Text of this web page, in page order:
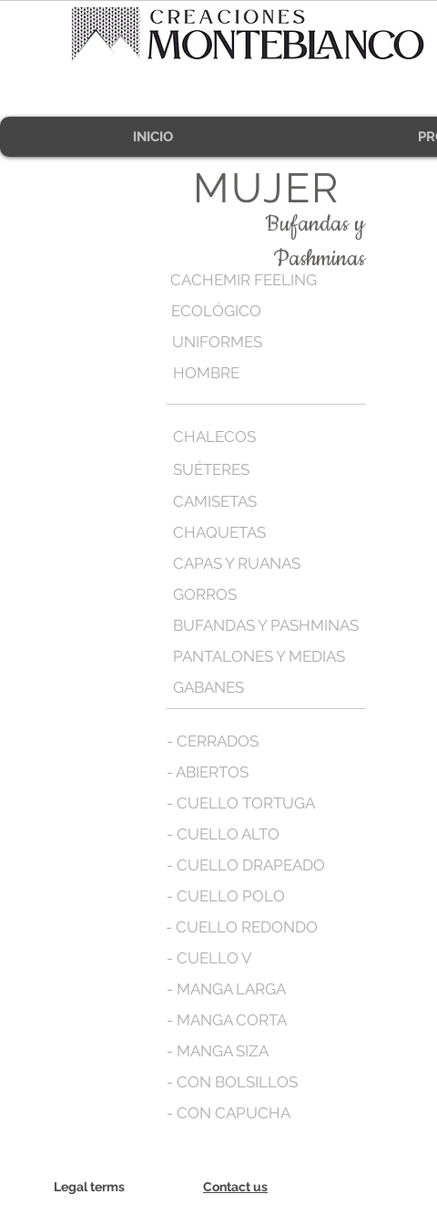
INICIO
MUJER
CACHEMIR FEELING
ECOLÓGICO
HOMBRE
UNIFORMES
Bufandas y
Pashminas
CHALECOS
SUÉTERES
CAMISETAS
CHAQUETAS
CAPAS Y RUANAS
GORROS
BUFANDAS Y PASHMINAS
PANTALONES Y MEDIAS
GABANES
- CERRADOS
- ABIERTOS
- CUELLO TORTUGA
- CUELLO ALTO
- CUELLO DRAPEADO
- CUELLO POLO
- CUELLO REDONDO
- CUELLO V
- MANGA LARGA
- MANGA CORTA
- MANGA SIZA
- CON BOLSILLOS
- CON CAPUCHA
Legal terms Contact us